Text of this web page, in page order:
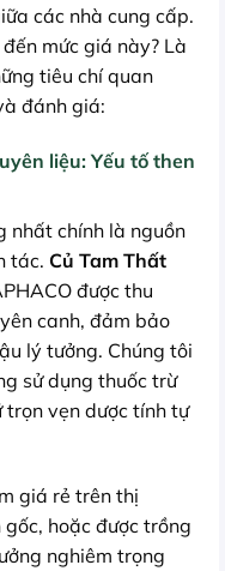
các nhà cung cấp.
mức giá này? Là
tiêu chí quan
đánh giá:
liệu: Yếu tố then
nhất chính là nguồn
tác. Củ Tam Thất
được thu
canh, đảm bảo
lý tưởng. Chúng tôi
sử dụng thuốc trừ
trọn vẹn dược tính tự
giá rẻ trên thị
hoặc được trồng
nghiêm trọng